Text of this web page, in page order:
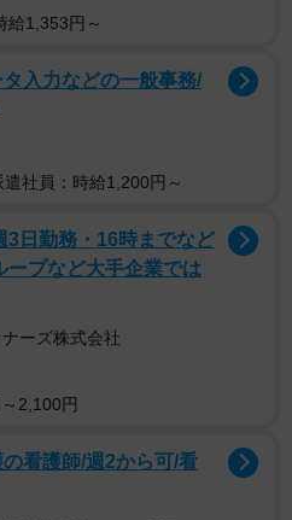
ォンを手放さず、AIとのやり
で意見が食い違うとBさんは即
Aさんに突きつけ「私は悪くな
たが私に歩み寄りなさい」と
く暇はありませんが、わが子
のです。こうした状況を打開
給1,353円～
入力などの一般事務/
遣社員：時給1,200円～
3日勤務・16時までなど
ープなど大手企業では
ーズ株式会社
2,100円
看護師/週2から可/看